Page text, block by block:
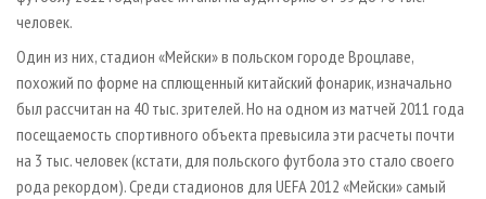
человек.
Один из них, стадион «Мейски» в польском городе Вроцлаве,
похожий по форме на сплющенный китайский фонарик, изначально
был рассчитан на 40 тыс. зрителей. Но на одном из матчей 2011 года
посещаемость спортивного объекта превысила эти расчеты почти
на 3 тыс. человек (кстати, для польского футбола это стало своего
рода рекордом). Среди стадионов для UEFA 2012 «Мейски» самый